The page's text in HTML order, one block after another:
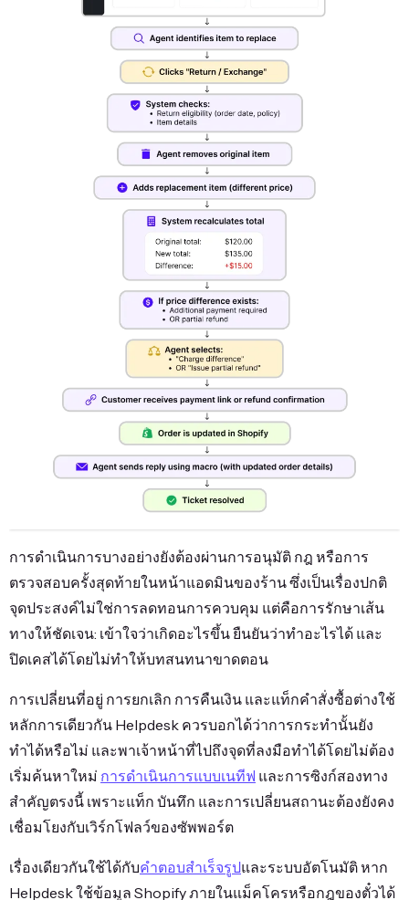
การดำเนินการบางอย่างยังต้องผ่านการอนุมัติ กฎ หรือการ
ตรวจสอบครั้งสุดท้ายในหน้าแอดมินของร้าน ซึ่งเป็นเรื่องปกติ
จุดประสงค์ไม่ใช่การลดทอนการควบคุม แต่คือการรักษาเส้น
ทางให้ชัดเจน: เข้าใจว่าเกิดอะไรขึ้น ยืนยันว่าทำอะไรได้ และ
ปิดเคสได้โดยไม่ทำให้บทสนทนาขาดตอน
การเปลี่ยนที่อยู่ การยกเลิก การคืนเงิน และแท็กคำสั่งซื้อต่างใช้
หลักการเดียวกัน Helpdesk ควรบอกได้ว่าการกระทำนั้นยัง
ทำได้หรือไม่ และพาเจ้าหน้าที่ไปถึงจุดที่ลงมือทำได้โดยไม่ต้อง
เริ่มค้นหาใหม่ การดำเนินการแบบเนทีฟ และการซิงก์สองทาง
สำคัญตรงนี้ เพราะแท็ก บันทึก และการเปลี่ยนสถานะต้องยังคง
เชื่อมโยงกับเวิร์กโฟลว์ของซัพพอร์ต
เรื่องเดียวกันใช้ได้กับคำตอบสำเร็จรูปและระบบอัตโนมัติ หาก
Helpdesk ใช้ข้อมูล Shopify ภายในแม็คโครหรือกฎของตั๋วได้